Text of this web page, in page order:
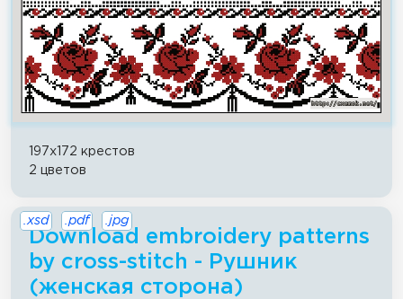
197x172 крестов
2 цветов
Download embroidery patterns
by cross-stitch - Рушник
(женская сторона)
.xsd .pdf .jpg